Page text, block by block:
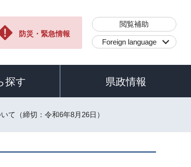
防災・緊急情報
閲覧補助
Foreign language
探す 県政情報
て（締切：令和6年8月26日）